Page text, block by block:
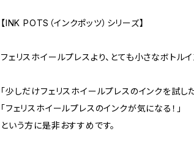
【INK POTS（インクポッツ）シリーズ】
フェリスホイールプレスより、とても小さなボトル
「少しだけフェリスホイールプレスのインクを試し
「フェリスホイールプレスのインクが気になる！」
という方に是非おすすめです。